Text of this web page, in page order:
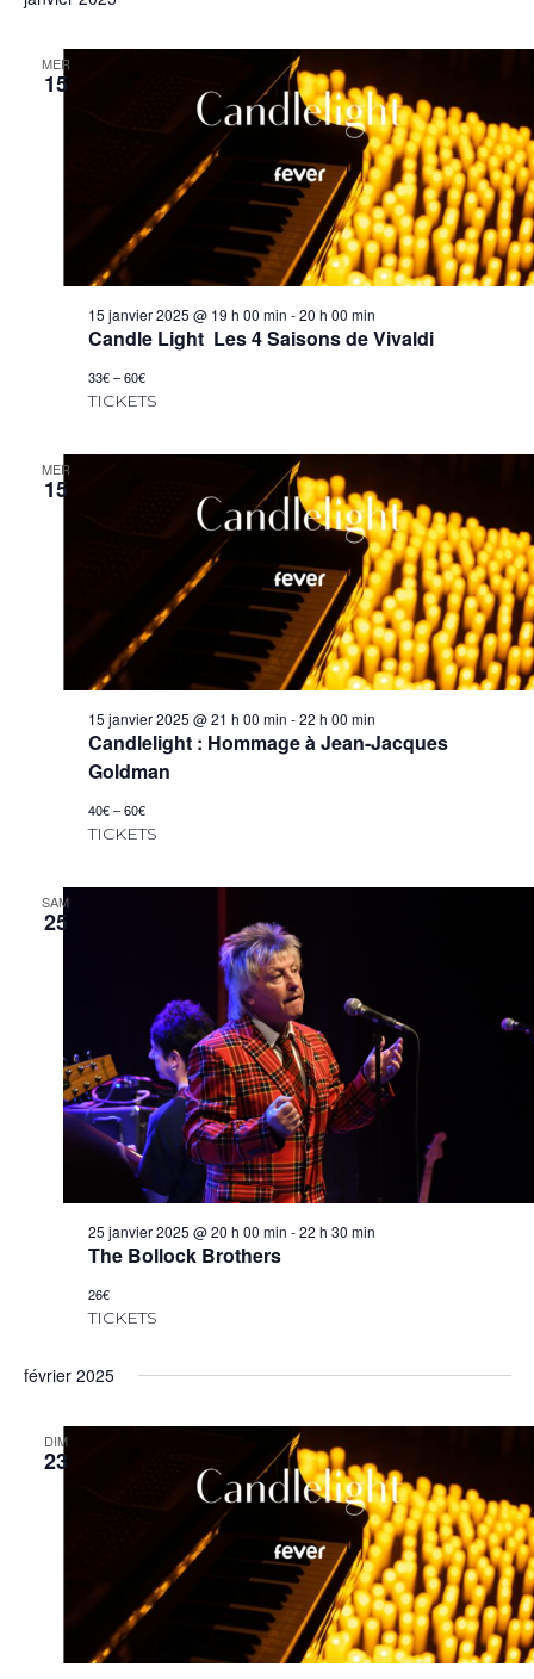
MER
15
15 janvier 2025 @ 19 h 00 min -20 h 00 min
Candle Light Les 4 Saisons de Vivaldi
33€ – 60€
TICKETS
MER
15
15 janvier 2025 @ 21 h 00 min -22 h 00 min
Candlelight : Hommage à Jean-Jacques
Goldman
40€ – 60€
TICKETS
SAM
25
25 janvier 2025 @ 20 h 00 min -22 h 30 min
The Bollock Brothers
26€
TICKETS
février 2025
DIM
23